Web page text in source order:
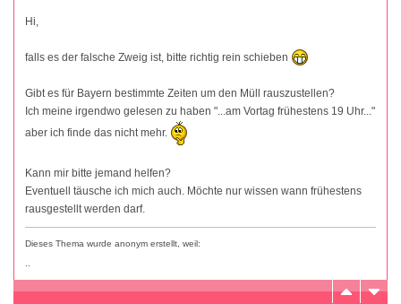
Hi,
falls es der falsche Zweig ist, bitte richtig rein schieben
Gibt es für Bayern bestimmte Zeiten um den Müll rauszustellen?
Ich meine irgendwo gelesen zu haben "...am Vortag frühestens 19 Uhr..."
aber ich finde das nicht mehr.
Kann mir bitte jemand helfen?
Eventuell täusche ich mich auch. Möchte nur wissen wann frühestens
rausgestellt werden darf.
Dieses Thema wurde anonym erstellt, weil: